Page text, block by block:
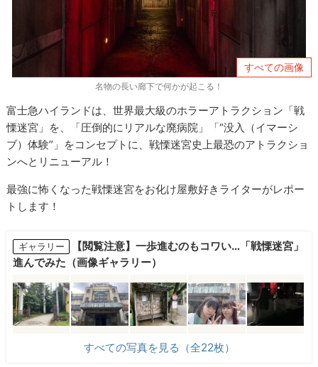
すべての画像
名物の長い廊下で何かが起こる！
富士急ハイランドは、世界最大級のホラーアトラクション「戦
慄迷宮」を、「圧倒的にリアルな廃病院」「“没入（イマーシ
ブ）体験”」をコンセプトに、戦慄迷宮史上最恐のアトラクショ
ンへとリニューアル！
最強に怖くなった戦慄迷宮をお化け屋敷好きライターがレポー
トします！
ギャラリー
【閲覧注意】一歩進むのもコワい…「戦慄迷宮」
進んでみた（画像ギャラリー）
すべての写真を見る（全22枚）